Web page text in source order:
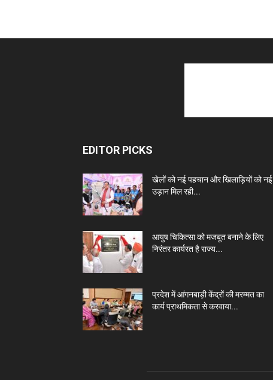
EDITOR PICKS
खेलों को नई पहचान और खिलाड़ियों को नई
उड़ान मिल रही...
आयुष चिकित्सा को मजबूत बनाने के लिए
निरंतर कार्यरत है राज्य...
प्रदेश में आंगनबाड़ी केंद्रों की मरम्मत का
कार्य प्राथमिकता से करवाया...